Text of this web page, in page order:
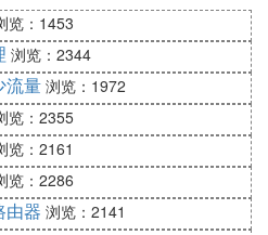
集团、二手房集团、家居
研究院)、租房集团、搜房
经覆盖了房产和家居的所
、二手房、租房、别墅、写
装饰、各类交易的金融需求
览：1453
浏览：2344
流量 浏览：1972
览：2355
览：2161
览：2286
由器 浏览：2141